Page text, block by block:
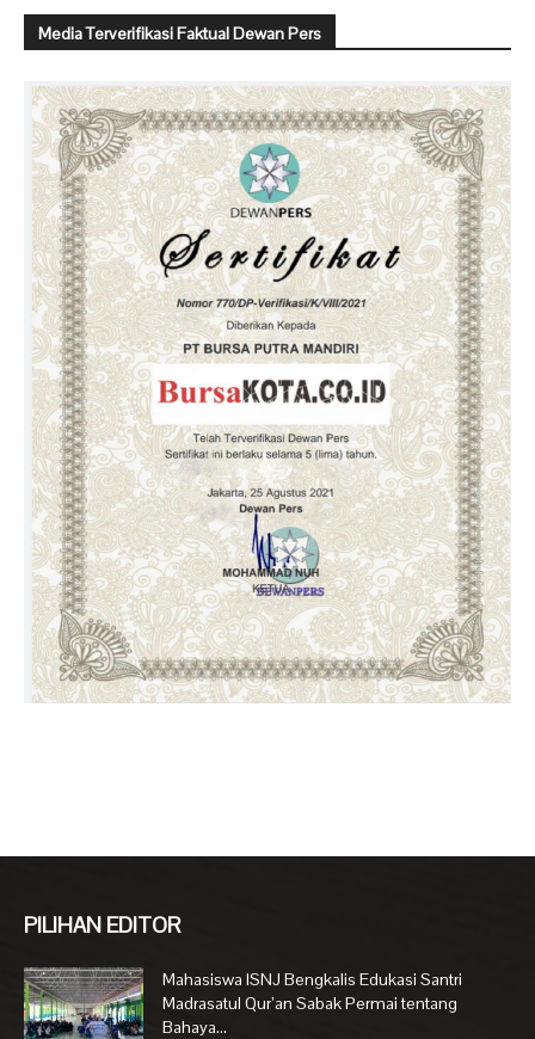
Media Terverifikasi Faktual Dewan Pers
PILIHAN EDITOR
Mahasiswa ISNJ Bengkalis Edukasi Santri
Madrasatul Qur’an Sabak Permai tentang
Bahaya...